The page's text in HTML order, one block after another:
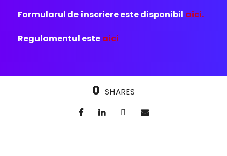
Formularul de înscriere este disponibil aici.
Regulamentul este aici
0 SHARES